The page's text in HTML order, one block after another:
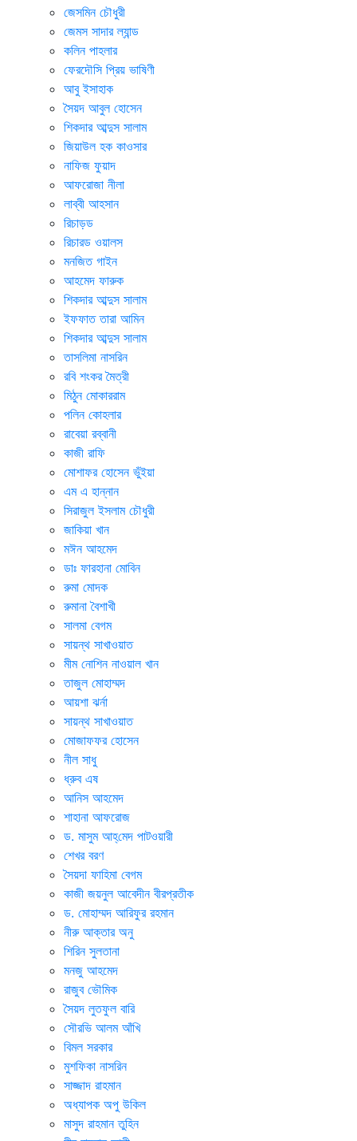
জেসমিন চৌধুরী
জেমস সাদার ল্যান্ড
কলিন পাহলার
ফেরদৌসি প্রিয় ভাষিণী
আবু ইসাহাক
সৈয়দ আবুল হোসেন
শিকদার আব্দুস সালাম
জিয়াউল হক কাওসার
নাফিজ ফুয়াদ
আফরোজা নীলা
লাব্বী আহসান
রিচাড়ড
রিচারড ওয়ালস
মনজিত গাইন
আহমেদ ফারুক
শিকদার আব্দুস সালাম
ইফফাত তারা আমিন
শিকদার আব্দুস সালাম
তাসলিমা নাসরিন
রবি শংকর মৈত্রী
মিঠুন মোকাররাম
পলিন কোহলার
রাবেয়া রব্বানী
কাজী রাফি
মোশাফর হোসেন ভুঁইয়া
এম এ হান্নান
সিরাজুল ইসলাম চৌধুরী
জাকিয়া খান
মঈন আহমেদ
ডাঃ ফারহানা মোবিন
রুমা মোদক
রুমানা বৈশাখী
সালমা বেগম
সায়ন্থ সাখাওয়াত
মীম নোশিন নাওয়াল খান
তাজুল মোহাম্মদ
আয়শা ঝর্না
সায়ন্থ সাখাওয়াত
মোজাফফর হোসেন
নীল সাধু
ধ্রুব এষ
আনিস আহমেদ
শাহানা আফরোজ
ড. মাসুম আহ্‌মেদ পাটওয়ারী
শেখর বরণ
সৈয়দা ফাহিমা বেগম
কাজী জয়নুল আবেদীন বীরপ্রতীক
ড. মোহাম্মদ আরিফুর রহমান
নীরু আক্তার অনু
শিরিন সুলতানা
মনজু আহমেদ
রাজুব ভৌমিক
সৈয়দ লুতফুল বারি
সৌরভি আলম আঁখি
বিমল সরকার
মুশফিকা নাসরিন
সাজ্জাদ রাহমান
অধ্যাপক অপু উকিল
মাসুদ রাহমান তুহিন